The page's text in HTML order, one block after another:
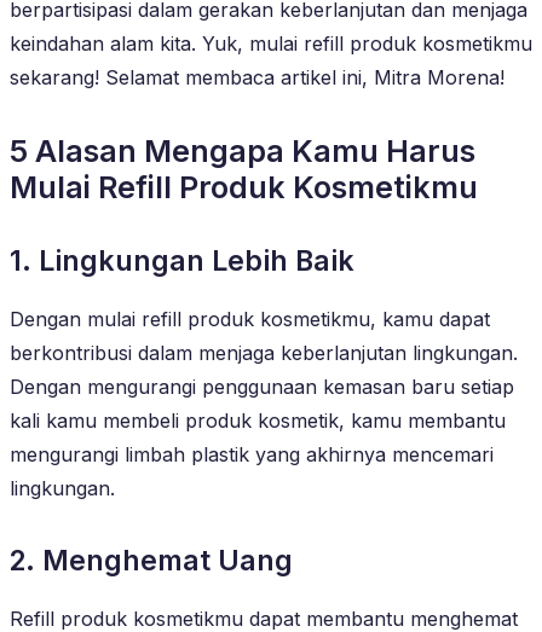
berpartisipasi dalam gerakan keberlanjutan dan menjaga
keindahan alam kita. Yuk, mulai refill produk kosmetikmu
sekarang! Selamat membaca artikel ini, Mitra Morena!
5 Alasan Mengapa Kamu Harus
Mulai Refill Produk Kosmetikmu
1. Lingkungan Lebih Baik
Dengan mulai refill produk kosmetikmu, kamu dapat
berkontribusi dalam menjaga keberlanjutan lingkungan.
Dengan mengurangi penggunaan kemasan baru setiap
kali kamu membeli produk kosmetik, kamu membantu
mengurangi limbah plastik yang akhirnya mencemari
lingkungan.
2. Menghemat Uang
Refill produk kosmetikmu dapat membantu menghemat